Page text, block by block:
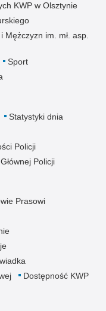
KWP w Olsztynie
Mężczyzn im. mł. asp.
Sport
Statystyki dnia
Policji
Policji
Prasowi
Dostępność KWP